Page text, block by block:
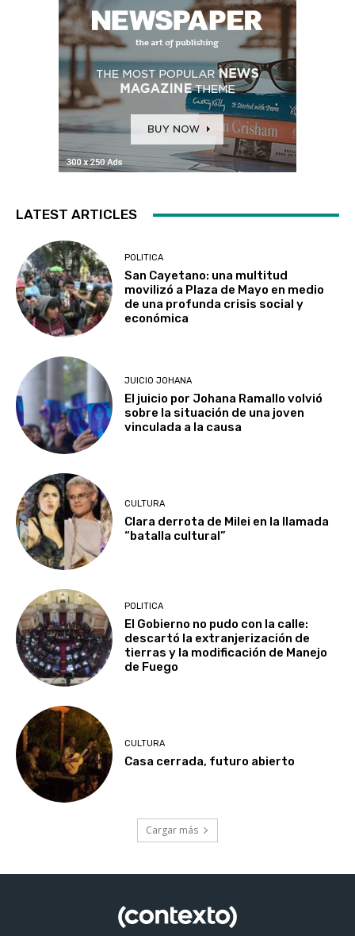
LATEST ARTICLES
POLITICA
San Cayetano: una multitud
movilizó a Plaza de Mayo en medio
de una profunda crisis social y
económica
JUICIO JOHANA
El juicio por Johana Ramallo volvió
sobre la situación de una joven
vinculada a la causa
CULTURA
Clara derrota de Milei en la llamada
“batalla cultural”
POLITICA
El Gobierno no pudo con la calle:
descartó la extranjerización de
tierras y la modificación de Manejo
de Fuego
CULTURA
Casa cerrada, futuro abierto
Cargar más